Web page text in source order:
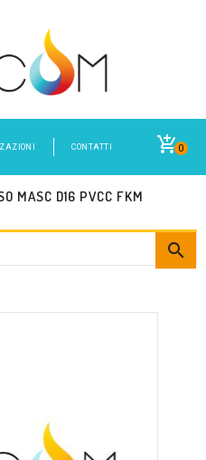
0
CONTATTI
MASC D16 PVCC FKM
